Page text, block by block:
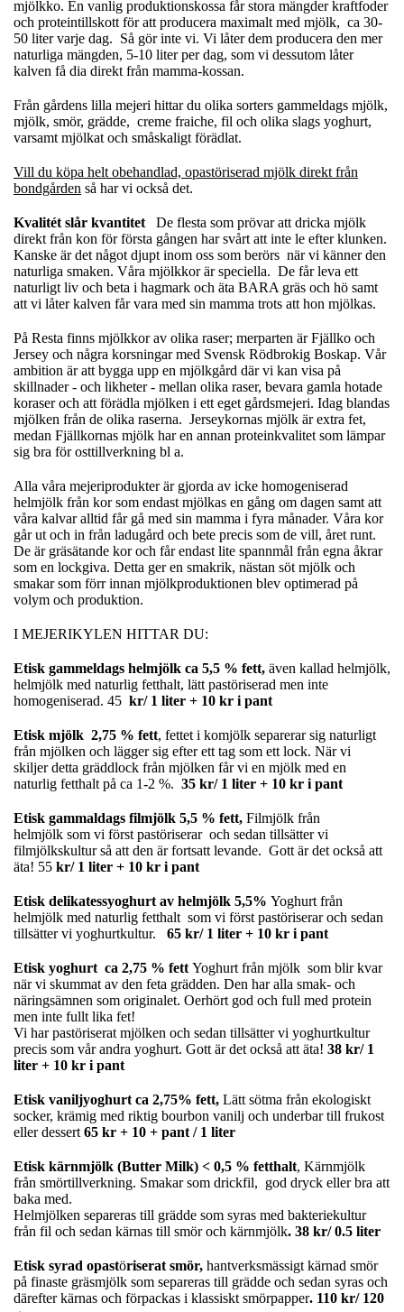
mjölkko. En vanlig produktionskossa får stora mängder kraftfoder
och proteintillskott för att producera maximalt med mjölk, ca 30-
50 liter varje dag. Så gör inte vi. Vi låter dem producera den mer
naturliga mängden, 5-10 liter per dag, som vi dessutom låter
kalven få dia direkt från mamma-kossan.
Från gårdens lilla mejeri hittar du olika sorters gammeldags mjölk,
mjölk, smör, grädde, creme fraiche, fil och olika slags yoghurt,
varsamt mjölkat och småskaligt förädlat.
Vill du köpa helt obehandlad, opastöriserad mjölk direkt från
bondgården så har vi också det.
Kvalitét slår kvantitet
De flesta som prövar att dricka mjölk
direkt från kon för första gången har svårt att inte le efter klunken.
Kanske är det något djupt inom oss som berörs när vi känner den
naturliga smaken. Våra mjölkkor är speciella. De får leva ett
naturligt liv och beta i hagmark och äta BARA gräs och hö samt
att vi låter kalven får vara med sin mamma trots att hon mjölkas.
På Resta finns mjölkkor av olika raser; merparten är Fjällko och
Jersey och några korsningar med Svensk Rödbrokig Boskap. Vår
ambition är att bygga upp en mjölkgård där vi kan visa på
skillnader - och likheter - mellan olika raser, bevara gamla hotade
koraser och att förädla mjölken i ett eget gårdsmejeri. Idag blandas
mjölken från de olika raserna. Jerseykornas mjölk är extra fet,
medan Fjällkornas mjölk har en annan proteinkvalitet som lämpar
sig bra för osttillverkning bl a.
Alla våra mejeriprodukter är gjorda av icke homogeniserad
helmjölk från kor som endast mjölkas en gång om dagen samt att
våra kalvar alltid får gå med sin mamma i fyra månader. Våra kor
går ut och in från ladugård och bete precis som de vill, året runt.
De är gräsätande kor och får endast lite spannmål från egna åkrar
som en lockgiva. Detta ger en smakrik, nästan söt mjölk och
smakar som förr innan mjölkproduktionen blev optimerad på
volym och produktion.
I MEJERIKYLEN HITTAR DU:
Etisk gammeldags helmjölk ca 5,5 % fett, även kallad helmjölk,
helmjölk med naturlig fetthalt, lätt pastöriserad men inte
homogeniserad. 45 kr/ 1 liter + 10 kr i pant
Etisk mjölk 2,75 % fett, fettet i komjölk separerar sig naturligt
från mjölken och lägger sig efter ett tag som ett lock. När vi
skiljer detta gräddlock från mjölken får vi en mjölk med en
naturlig fetthalt på ca 1-2 %. 35 kr/ 1 liter + 10 kr i pant
Etisk gammaldags filmjölk 5,5 % fett, Filmjölk från
helmjölk som vi först pastöriserar och sedan tillsätter vi
filmjölkskultur så att den är fortsatt levande. Gott är det också att
äta! 55 kr/ 1 liter + 10 kr i pant
Etisk delikatessyoghurt av helmjölk 5,5% Yoghurt från
helmjölk med naturlig fetthalt som vi först pastöriserar och sedan
tillsätter vi yoghurtkultur. 65 kr/ 1 liter + 10 kr i pant
Etisk yoghurt ca 2,75 % fett Yoghurt från mjölk som blir kvar
när vi skummat av den feta grädden. Den har alla smak- och
näringsämnen som originalet. Oerhört god och full med protein
men inte fullt lika fet!
Vi har pastöriserat mjölken och sedan tillsätter vi yoghurtkultur
precis som vår andra yoghurt. Gott är det också att äta! 38 kr/ 1
liter + 10 kr i pant
Etisk vaniljyoghurt ca 2,75% fett, Lätt sötma från ekologiskt
socker, krämig med riktig bourbon vanilj och underbar till frukost
eller dessert 65 kr + 10 + pant / 1 liter
Etisk kärnmjölk (Butter Milk) < 0,5 % fetthalt, Kärnmjölk
från smörtillverkning. Smakar som drickfil, god dryck eller bra att
baka med.
Helmjölken separeras till grädde som syras med bakteriekultur
från fil och sedan kärnas till smör och kärnmjölk. 38 kr/ 0.5 liter
Etisk syrad opastöriserat smör, hantverksmässigt kärnad smör
på finaste gräsmjölk som separeras till grädde och sedan syras och
därefter kärnas och förpackas i klassiskt smörpapper. 110 kr/ 120